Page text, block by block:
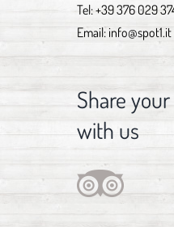
Tel:+39 376 029
Email: info@spot1.it
Share
with us